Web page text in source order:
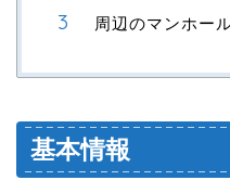
周辺のマンホー
基本情報